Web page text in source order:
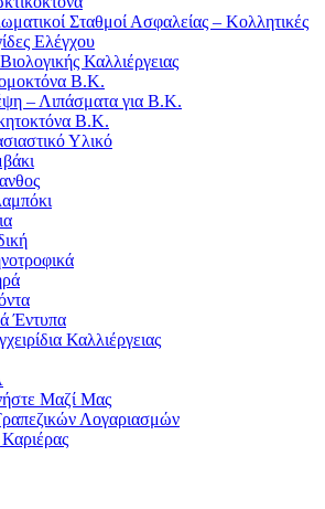
Σταθμοί Ασφαλείας – Κολλητικές
Ελέγχου
Καλλιέργειας
Β.Κ.
– Λιπάσματα για Β.Κ.
Β.Κ.
Υλικό
Έντυπα
Καλλιέργειας
Μαζί Μας
Λογαριασμών
Καριέρας